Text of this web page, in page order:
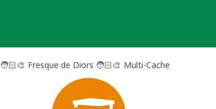
🧑🏻‍🎨 Fresque de Diors 🧑🏻‍🎨 Multi-Cache